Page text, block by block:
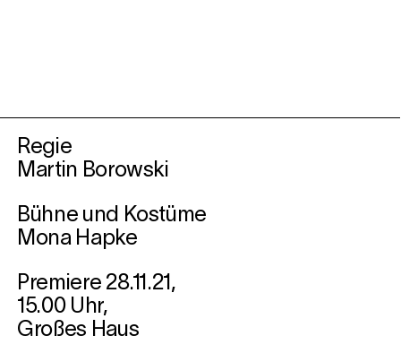
Regie
Martin Borowski
Bühne und Kostüme
Mona Hapke
Premiere 28.11.21,
15.00 Uhr,
Großes Haus